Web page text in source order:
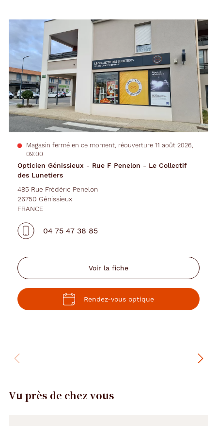
-
Rue
F
Penelon
-
Le
Collectif
des
Lunetiers
fiche
Opticien Génissieux - Rue F Penelon - Le Collectif
des Lunetiers
Magasin fermé en ce moment, réouverture 11 août 2026,
09:00
485 Rue Frédéric Penelon
26750 Génissieux
FRANCE
04 75 47 38 85
Voir la fiche
Rendez-vous optique
Précédent
Suivant
Vu près de chez vous